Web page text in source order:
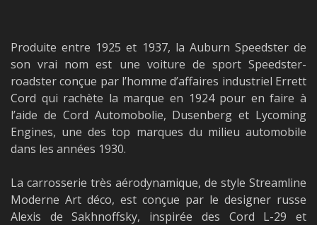
Produite entre 1925 et 1937, la Auburn Speedster de
son vrai nom est une voiture de sport Speedster-
roadster conçue par l’homme d’affaires industriel Errett
Cord qui rachète la marque en 1924 pour en faire à
l’aide de Cord Automobolie, Dusenberg et Lycoming
Engines, une des top marques du milieu automobile
dans les années 1930.
La carrosserie très aérodynamique, de style Streamline
Moderne Art déco, est conçue par le designer russe
Alexis de Sakhnoffsky, inspirée des Cord L-29 et